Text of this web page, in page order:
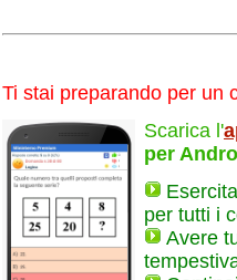
Ti stai preparando per un
Scarica l'
per
per tutti i
Avere